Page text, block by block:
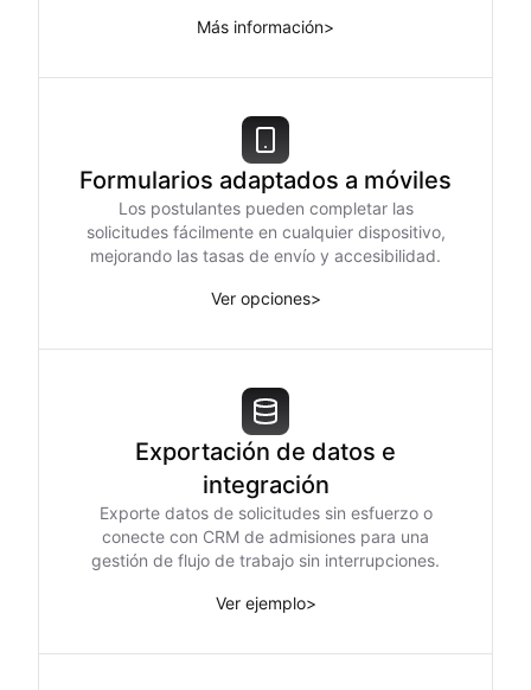
Más información>
Formularios adaptados a móviles
Los postulantes pueden completar las
solicitudes fácilmente en cualquier dispositivo,
mejorando las tasas de envío y accesibilidad.
Ver opciones>
Exportación de datos e
integración
Exporte datos de solicitudes sin esfuerzo o
conecte con CRM de admisiones para una
gestión de flujo de trabajo sin interrupciones.
Ver ejemplo>